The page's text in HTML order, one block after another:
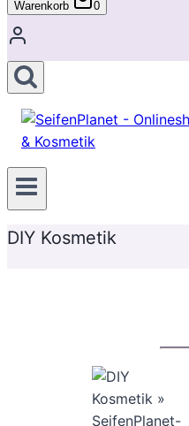
Warenkorb 0
DIY Kosmetik